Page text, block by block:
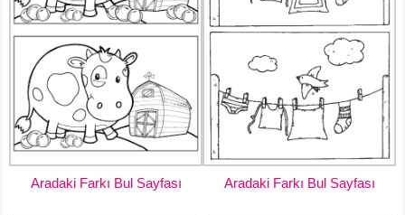
Aradaki Farkı Bul Sayfası Aradaki Farkı Bul Sayfası